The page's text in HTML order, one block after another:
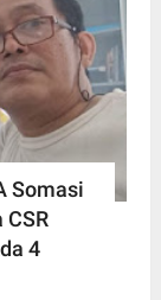
Somasi
4